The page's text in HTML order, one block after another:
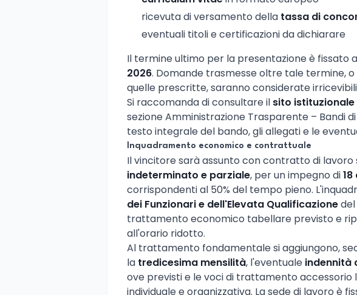
ricevuta di versamento della tassa di
eventuali titoli e certificazioni da dichiarare
Il termine ultimo per la presentazione è fissato
2026. Domande trasmesse oltre tale termine,
quelle prescritte, saranno considerate
Si raccomanda di consultare il sito istituzionale
sezione Amministrazione Trasparente – Bandi
testo integrale del bando, gli allegati e le
Inquadramento economico e contrattuale
Il vincitore sarà assunto con contratto di lavoro
indeterminato e parziale, per un impegno di
corrispondenti al 50% del tempo pieno.
dei Funzionari e dell'Elevata Qualificazionedel
trattamento economico tabellare previsto e
all'orario ridotto.
Al trattamento fondamentale si aggiungono,
la tredicesima mensilità, l'eventuale indennità
ove previsti e le voci di trattamento
individuale e organizzativa. La sede di lavoro è